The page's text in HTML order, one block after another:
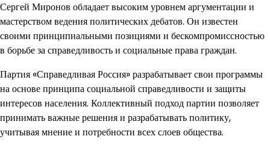
Сергей Миронов обладает высоким уровнем аргументации и
мастерством ведения политических дебатов. Он известен
своими принципиальными позициями и бескомпромиссностью
в борьбе за справедливость и социальные права граждан.
Партия «Справедливая Россия» разрабатывает свои программы
на основе принципа социальной справедливости и защиты
интересов населения. Коллективный подход партии позволяет
принимать важные решения и разрабатывать политику,
учитывая мнение и потребности всех слоев общества.